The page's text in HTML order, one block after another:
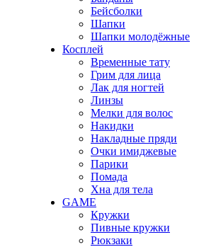
Бейсболки
Шапки
Шапки молодёжные
Косплей
Временные тату
Грим для лица
Лак для ногтей
Линзы
Мелки для волос
Накидки
Накладные пряди
Очки имиджевые
Парики
Помада
Хна для тела
GAME
Кружки
Пивные кружки
Рюкзаки